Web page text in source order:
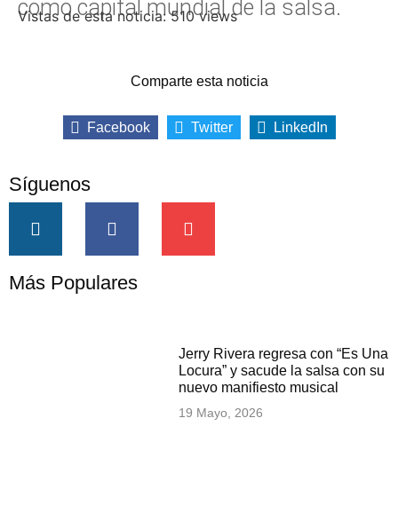
como capital mundial de la salsa.
Vistas de esta noticia: 510 views
Comparte esta noticia
Facebook Twitter LinkedIn
Síguenos
Más Populares
Jerry Rivera regresa con “Es Una
Locura” y sacude la salsa con su
nuevo manifiesto musical
19 Mayo, 2026